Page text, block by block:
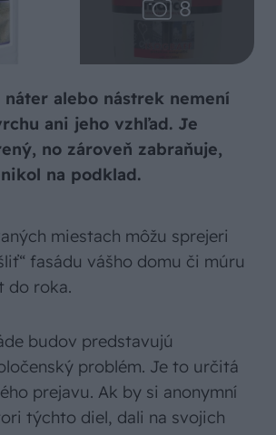
alebo nástrek nemení
ani jeho vzhľad. Je
no zároveň zabraňuje,
na podklad.
miestach môžu sprejeri
fasádu vášho domu či múru
do roka.
budov predstavujú
problém. Je to určitá
prejavu. Ak by si anonymní
týchto diel, dali na svojich